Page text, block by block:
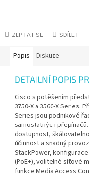
ZEPTAT SE SDÍLET
Popis Diskuze
DETAILNÍ POPIS
Cisco s potěšením
3750-X a 3560-X Series.
Series jsou podnikové
samostatných
dostupnost,
účinnost a snadný
StackPower, konfigurace
(PoE+), volitelné síťové
funkce Media Access